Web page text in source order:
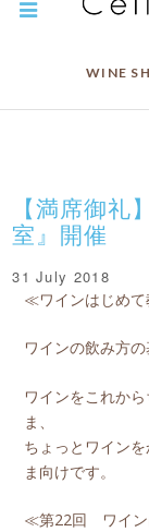
WINE
【満席御
室』開催
31 July 2018
≪ワインはじめ
ワインの飲み方
ワインをこれか
ま、
ちょっとワイン
ま向けです。
≪第22回 ワイン